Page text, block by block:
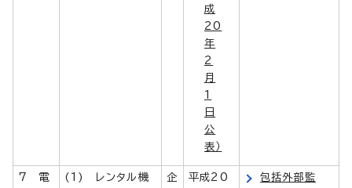
成
20
年
2
月
1
日
公
表）
7 電
(1) レンタル機
企
平成20
包括外部監